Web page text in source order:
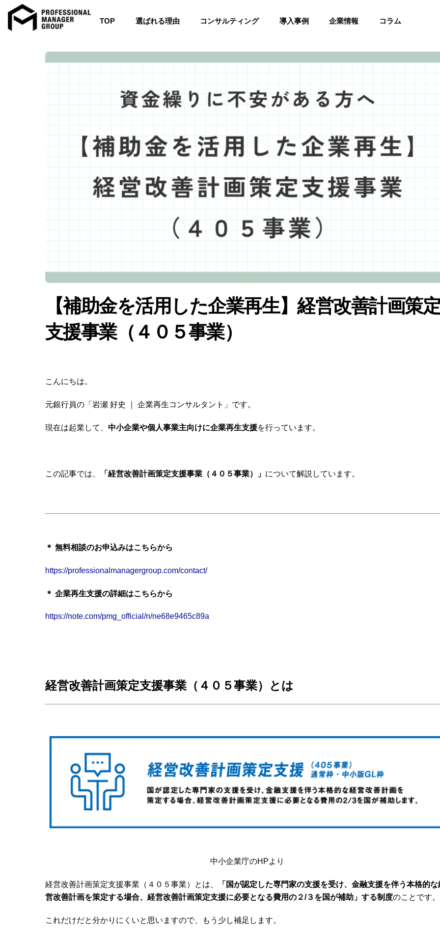
TOP 選ばれる理由 コンサルティング 導入事例 企業情報
コラム
Skip
【補助金を活用した企業再生】経営改善計画策
支援事業（４０５事業）
こんにちは。
元銀行員の「岩瀬 好史 ｜ 企業再生コンサルタント」です。
現在は起業して、 中小企業や個人事業主向けに企業再生支援を行っています。
この記事では、 「経営改善計画策定支援事業（４０５事業）」 について解説しています。
＊ 無料相談のお申込みはこちらから
https://professionalmanagergroup.com/contact/
＊ 企業再生支援の詳細はこちらから
https://note.com/pmg_official/n/ne68e9465c89a
経営改善計画策定支援事業（４０５事業）とは
中小企業庁のHPより
経営改善計画策定支援事業（４０５事業）とは、
「国が認定した専門家の支援を受け、金融支援を伴う本格的な
営改善計画を策定する場合、経営改善計画策定支援に必要となる費用の２/３を国が補助」する制度のことです。
これだけだと分かりにくいと思いますので、もう少し補足します。